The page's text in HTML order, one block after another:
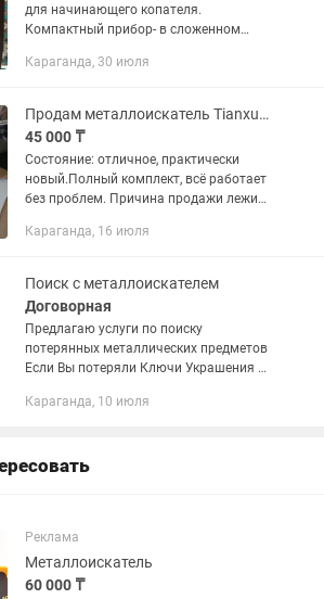
для начинающего копателя.
Компактный прибор- в сложенном
Караганда, 30 июля
Продам металлоискатель Tianxun TX-850
45 000 ₸
Состояние: отличное, практически
новый.Полный комплект, всё работает
без проблем. Причина продажи лежит
привезти сам Пишите и звоните на
Караганда, 16 июля
Поиск с металлоискателем
Договорная
Предлагаю услуги по поиску
потерянных металлических предметов
Если Вы потеряли Ключи Украшения из
Цепочки и тд
Караганда, 10 июля
Реклама
Металлоискатель
60 000 ₸